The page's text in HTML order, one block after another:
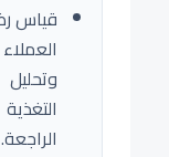
قياس
العملاء
وتحليل
التغذية
الراجعة.